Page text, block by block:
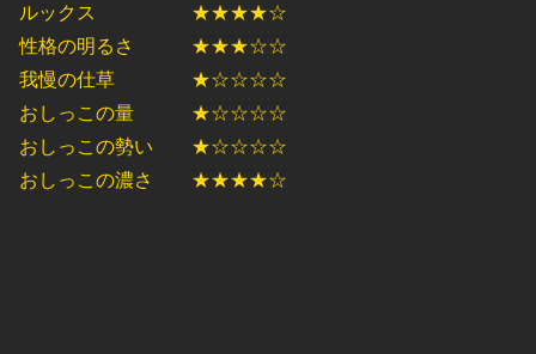
ルックス ★★★★☆
性格の明るさ ★★★☆☆
我慢の仕草 ★☆☆☆☆
おしっこの量 ★☆☆☆☆
おしっこの勢い ★☆☆☆☆
おしっこの濃さ ★★★★☆